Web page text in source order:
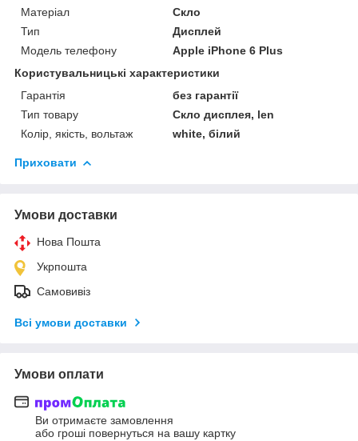
Матеріал
Скло
Тип
Дисплей
Модель телефону
Apple iPhone 6 Plus
Користувальницькі характеристики
Гарантія
без гарантії
Тип товару
Скло дисплея, len
Колір, якість, вольтаж
white, білий
Приховати
Умови доставки
Нова Пошта
Укрпошта
Самовивіз
Всі умови доставки
Умови оплати
Ви отримаєте замовлення
або гроші повернуться на вашу картку